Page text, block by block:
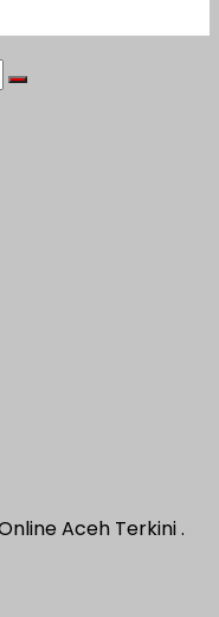
Aceh Terkini .